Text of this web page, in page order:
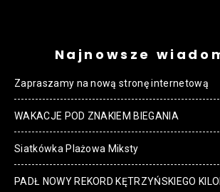
Najnowsze
Zapraszamy na nową stronę internetową
WAKACJE POD ZNAKIEM BIEGANIA
Siatkówka Plażowa Miksty
PADŁ NOWY REKORD KĘTRZYŃSKIEGO